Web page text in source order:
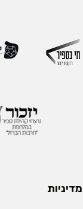
מדיניות